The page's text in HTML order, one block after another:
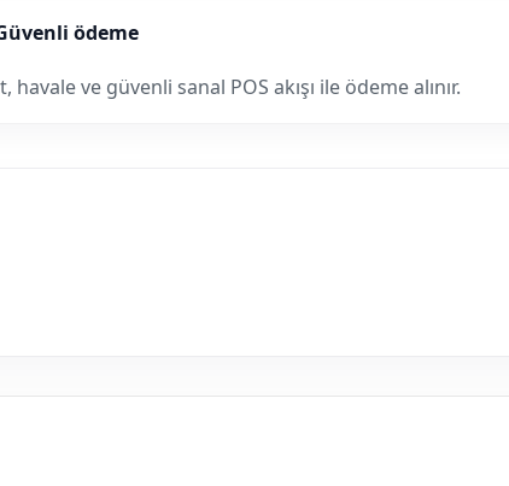
ödeme
havale ve güvenli sanal POS akışı ile ödeme alınır.